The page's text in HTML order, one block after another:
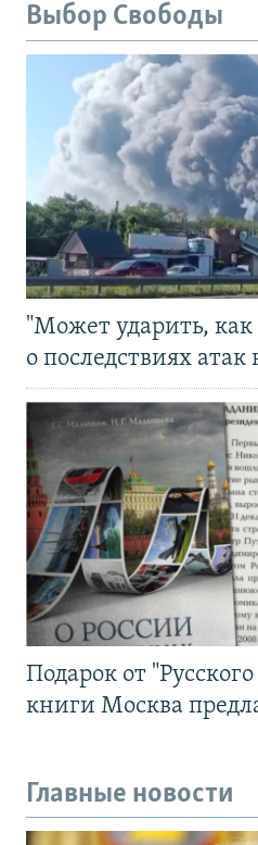
Выбор Свободы
"Может ударить,
о последствиях
Подарок от
книги Москва
Главные новости